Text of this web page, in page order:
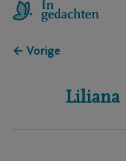
← Vorige
Liliana